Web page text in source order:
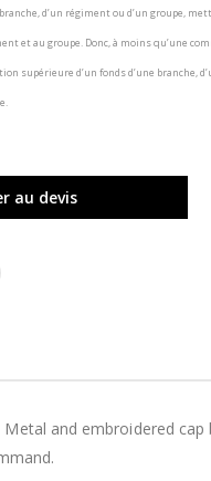
d’un régiment ou d’un groupe,
et au groupe. Donc, à moins qu’une
supérieure d’un fonds d’une branche,
au devis
and embroidered